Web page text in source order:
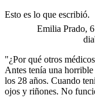
Esto es lo que escribió.
Emilia Prado,
"¿Por qué otros
Antes tenía una
los 28 años. Cuando
ojos y riñones. No